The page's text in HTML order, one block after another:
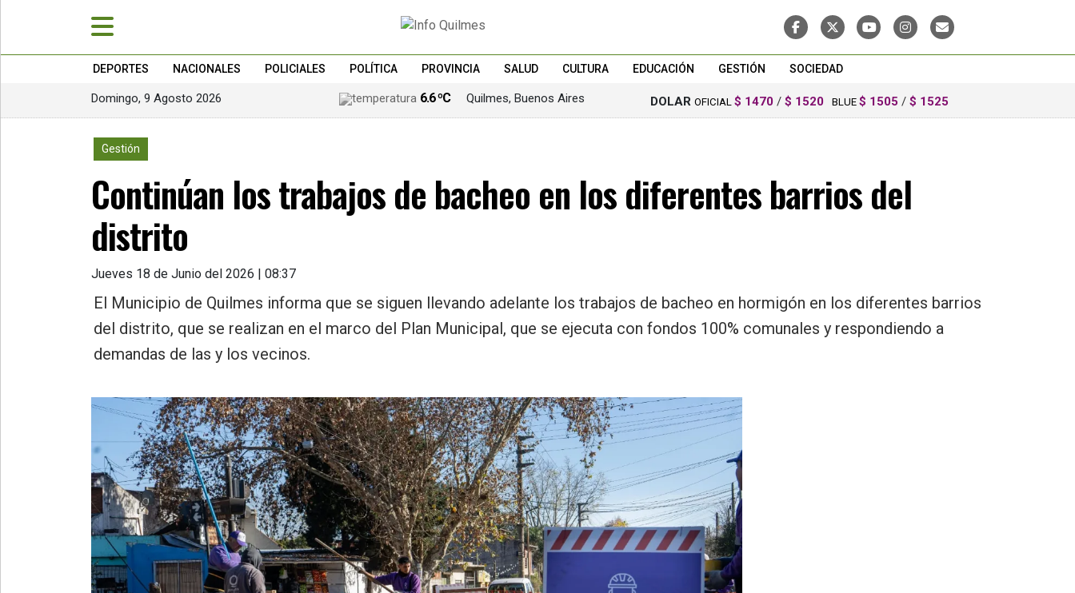
DEPORTES NACIONALES POLICIALES POLÍTICA PROVINCIA SALUD CULTURA EDUCACIÓN GESTIÓN SOCIEDAD
Domingo, 9 Agosto 2026 6.6 ºC Quilmes, Buenos Aires DOLAR OFICIAL $ 1470 / $ 1520 BLUE $ 1505 / $ 1525
Gestión
Continúan los trabajos de bacheo en los diferentes barrios del
distrito
Jueves 18 de Junio del 2026 | 08:37
El Municipio de Quilmes informa que se siguen llevando adelante los trabajos de bacheo en hormigón en los diferentes barrios
del distrito, que se realizan en el marco del Plan Municipal, que se ejecuta con fondos 100% comunales y respondiendo a
demandas de las y los vecinos.